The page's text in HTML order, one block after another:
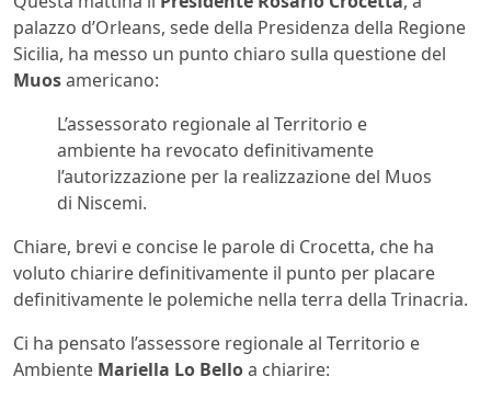
palazzo d’Orleans, sede della Presidenza della Regione
Sicilia, ha messo un punto chiaro sulla questione del
Muosamericano:
L’assessorato regionale al Territorio e
ambiente ha revocato definitivamente
l’autorizzazione per la realizzazione del Muos
di Niscemi.
Chiare, brevi e concise le parole di Crocetta, che ha
voluto chiarire definitivamente il punto per placare
definitivamente le polemiche nella terra della Trinacria.
Ci ha pensato l’assessore regionale al Territorio e
Ambiente Mariella Lo Belloa chiarire: